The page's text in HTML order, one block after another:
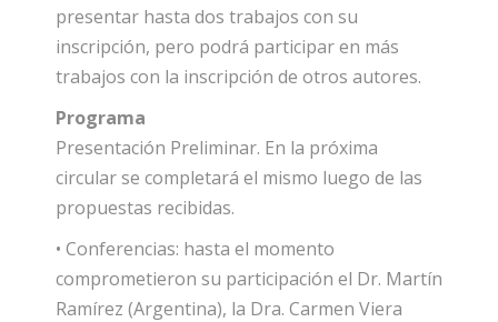
presentar hasta dos trabajos con su
inscripción, pero podrá participar en más
trabajos con la inscripción de otros autores.
Programa
Presentación Preliminar. En la próxima
circular se completará el mismo luego de las
propuestas recibidas.
• Conferencias: hasta el momento
comprometieron su participación el Dr. Martín
Ramírez (Argentina), la Dra. Carmen Viera